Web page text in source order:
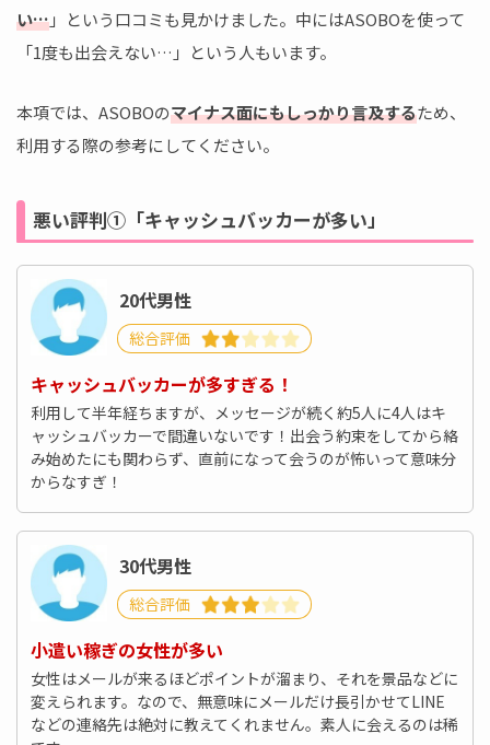
い…」という口コミも見かけました。中にはASOBOを使って
「1度も出会えない…」という人もいます。
本項では、ASOBOのマイナス面にもしっかり言及するため、
利用する際の参考にしてください。
悪い評判①「キャッシュバッカーが多い」
20代男性
総合評価
キャッシュバッカーが多すぎる！
利用して半年経ちますが、メッセージが続く約5人に4人はキ
ャッシュバッカーで間違いないです！出会う約束をしてから絡
み始めたにも関わらず、直前になって会うのが怖いって意味分
からなすぎ！
30代男性
総合評価
小遣い稼ぎの女性が多い
女性はメールが来るほどポイントが溜まり、それを景品などに
変えられます。なので、無意味にメールだけ長引かせてLINE
などの連絡先は絶対に教えてくれません。素人に会えるのは稀